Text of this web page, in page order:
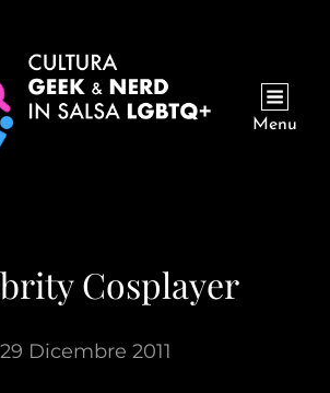
Menu
Cosplayer
29 Dicembre 2011